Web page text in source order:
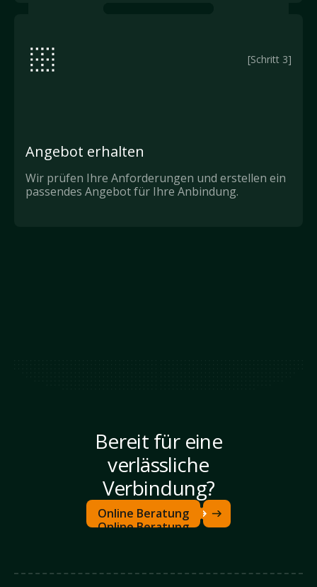
[Schritt 3]
Angebot erhalten
Wir prüfen Ihre Anforderungen und erstellen ein
passendes Angebot für Ihre Anbindung.
Bereit für eine
verlässliche
Verbindung?
Online Beratung
Online Beratung